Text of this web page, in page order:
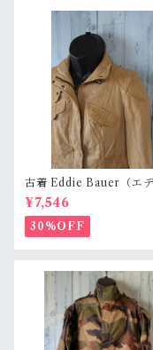
古着 Eddie Bauer（エ
バウアー） レザージャ
トサイズS RankC
¥7,546
30%OFF